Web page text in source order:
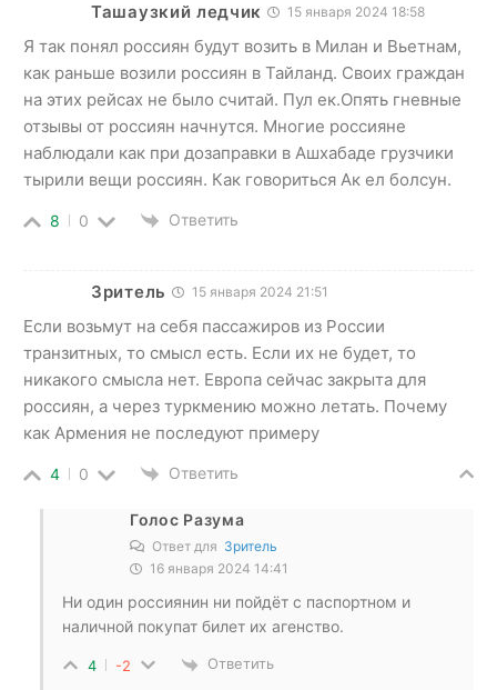
Ташаузкий ледчик 15 января 2024 18:58
Я так понял россиян будут возить в Милан и Вьетнам,
как раньше возили россиян в Тайланд. Своих граждан
на этих рейсах не было считай. Пул ек.Опять гневные
отзывы от россиян начнутся. Многие россияне
наблюдали как при дозаправки в Ашхабаде грузчики
тырили вещи россиян. Как говориться Ак ел болсун.
8 0 Ответить
Зритель 15 января 2024 21:51
Если возьмут на себя пассажиров из России
транзитных, то смысл есть. Если их не будет, то
никакого смысла нет. Европа сейчас закрыта для
россиян, а через туркмению можно летать. Почему
как Армения не последуют примеру
4 0 Ответить
Голос Разума
Ответ для Зритель
16 января 2024 14:41
Ни один россиянин ни пойдёт с паспортном и
наличной покупат билет их агенство.
4 -2 Ответить